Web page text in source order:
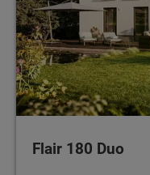
Flair 180 Duo